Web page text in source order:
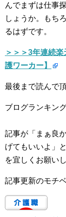
んでまずは仕事
しょうか。もち
るはずです。
＞＞＞3年連続
護ワーカー】
最後まで読んで
ブログランキン
記事が「まぁ良
げてもいいよ」
を宜しくお願い
記事更新のモチ